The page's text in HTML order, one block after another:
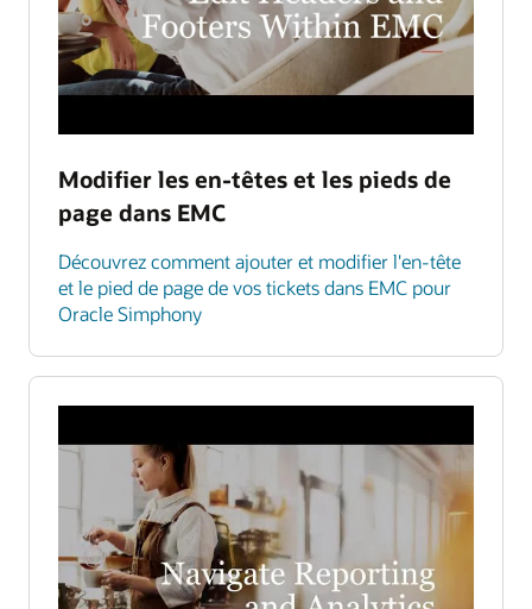
Modifier les en-têtes et les pieds de
page dans EMC
Découvrez comment ajouter et modifier l'en-tête
et le pied de page de vos tickets dans EMC pour
Oracle Simphony